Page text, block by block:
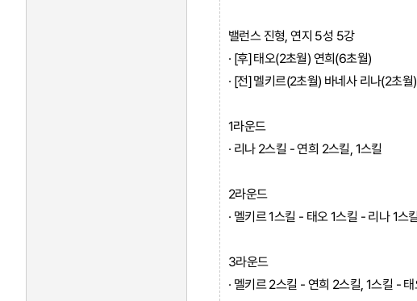
밸런스 진형, 연지 5성 5강
· [후] 태오(2초월) 연희(6초월)
· [전] 멜키르(2초월) 바네사 리나(2초월)
1라운드
· 리나 2스킬 - 연희 2스킬, 1스킬
2라운드
· 멜키르 1스킬 - 태오 1스킬 - 리나 1
3라운드
· 멜키르 2스킬 - 연희 2스킬, 1스킬 -